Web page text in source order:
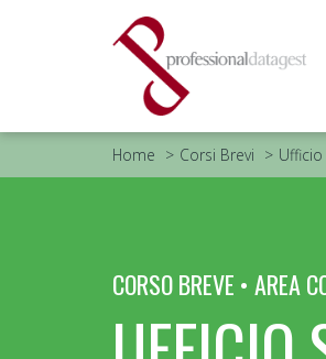
Home Corsi Brevi
CORSO BREVE • AREA